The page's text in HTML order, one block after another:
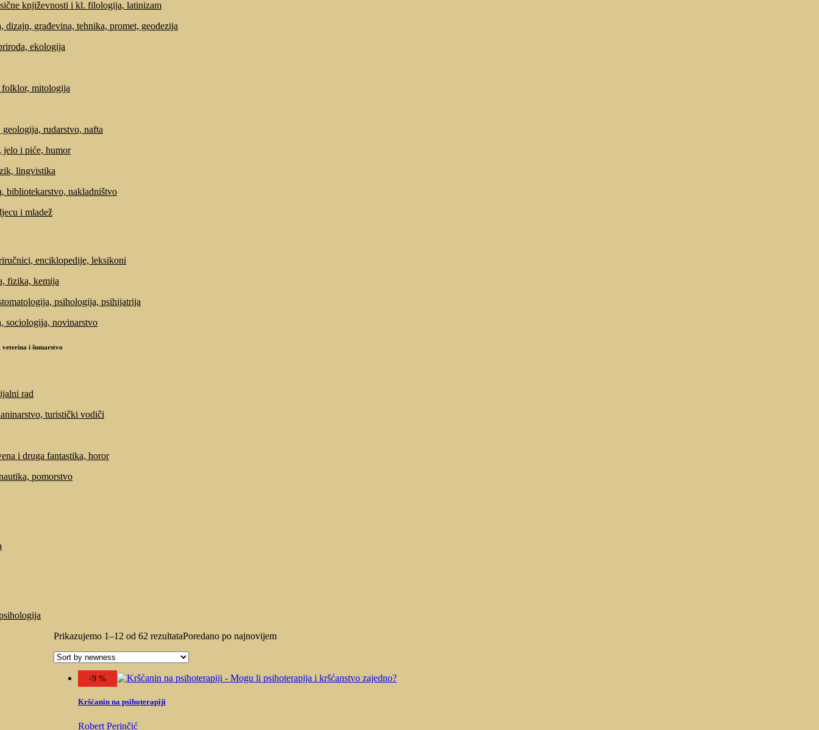
književnosti i kl. filologija, latinizam
dizajn, građevina, tehnika, promet, geodezija
ekologija
mitologija
rudarstvo, nafta
jelo i piće, humor
lingvistika
bibliotekarstvo, nakladništvo
i mladež
enciklopedije, leksikoni
fizika, kemija
psihologija, psihijatrija
sociologija, novinarstvo
i šumarstvo
rad
turistički vodiči
i druga fantastika, horor
pomorstvo
Prikazujemo 1–12 od 62 rezultataPoredano po najnovijem
-9 %
Kršćanin na psihoterapiji
Robert Perinčić